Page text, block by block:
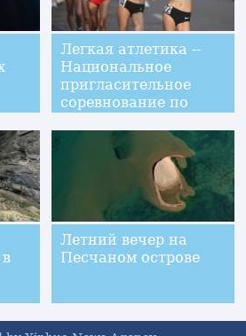
Легкая атлетика --
Национальное
пригласительное
соревнование по
Цзиньчжоу: обзор
женского захода на
Летний вечер на
Песчаном острове